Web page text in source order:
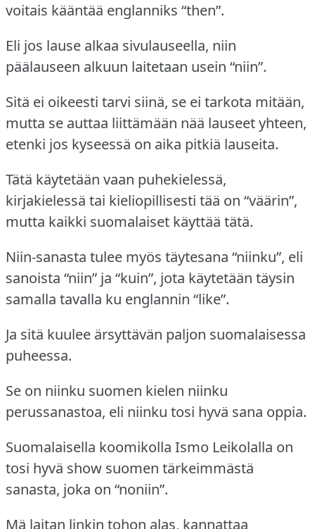
voitais kääntää englanniks “then”.
Eli jos lause alkaa sivulauseella, niin
päälauseen alkuun laitetaan usein “niin”.
Sitä ei oikeesti tarvi siinä, se ei tarkota mitään,
mutta se auttaa liittämään nää lauseet yhteen,
etenki jos kyseessä on aika pitkiä lauseita.
Tätä käytetään vaan puhekielessä,
kirjakielessä tai kieliopillisesti tää on “väärin”,
mutta kaikki suomalaiset käyttää tätä.
Niin-sanasta tulee myös täytesana “niinku”, eli
sanoista “niin” ja “kuin”, jota käytetään täysin
samalla tavalla ku englannin “like”.
Ja sitä kuulee ärsyttävän paljon suomalaisessa
puheessa.
Se on niinku suomen kielen niinku
perussanastoa, eli niinku tosi hyvä sana oppia.
Suomalaisella koomikolla Ismo Leikolalla on
tosi hyvä show suomen tärkeimmästä
sanasta, joka on “noniin”.
Mä laitan linkin tohon alas, kannattaa